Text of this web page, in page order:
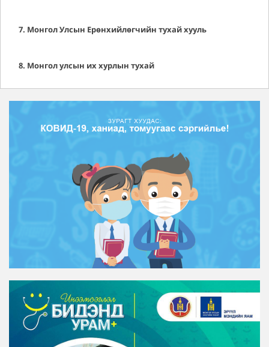
7. Монгол Улсын Ерөнхийлөгчийн тухай хууль
8. Монгол улсын их хурлын тухай